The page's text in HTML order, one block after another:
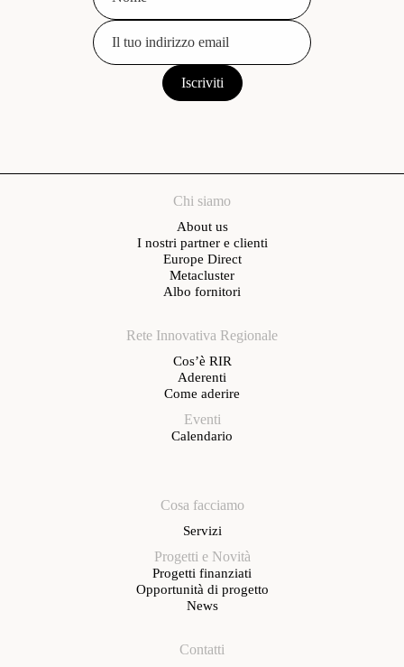
Chi siamo
About us
I nostri partner e clienti
Europe Direct
Metacluster
Albo fornitori
Rete Innovativa Regionale
Cos’è RIR
Aderenti
Come aderire
Eventi
Calendario
Cosa facciamo
Servizi
Progetti e Novità
Progetti finanziati
Opportunità di progetto
News
Contatti